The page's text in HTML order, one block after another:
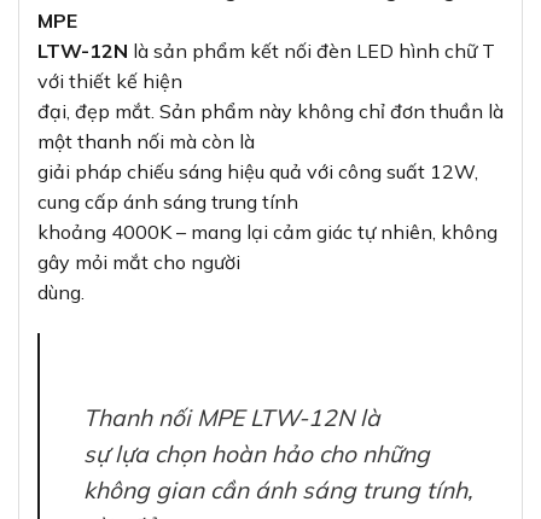
MPE
LTW-12N là sản phẩm kết nối đèn LED hình chữ T
với thiết kế hiện
đại, đẹp mắt. Sản phẩm này không chỉ đơn thuần là
một thanh nối mà còn là
giải pháp chiếu sáng hiệu quả với công suất 12W,
cung cấp ánh sáng trung tính
khoảng 4000K – mang lại cảm giác tự nhiên, không
gây mỏi mắt cho người
dùng.
Thanh nối MPE LTW-12N là
sự lựa chọn hoàn hảo cho những
không gian cần ánh sáng trung tính,